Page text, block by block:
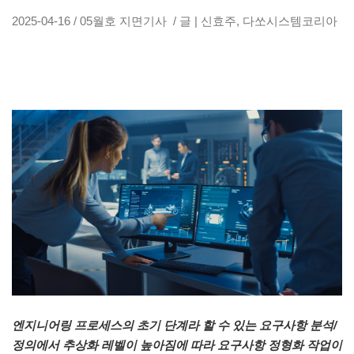
2025-04-16 / 05월호 지면기사 / 글 | 신효주, 다쏘시스템코리아
엔지니어링 프로세스의 초기 단계라 할 수 있는 요구사항 분석/
정의에서 추상화 레벨이 높아짐에 따라 요구사항 정형화 작업이